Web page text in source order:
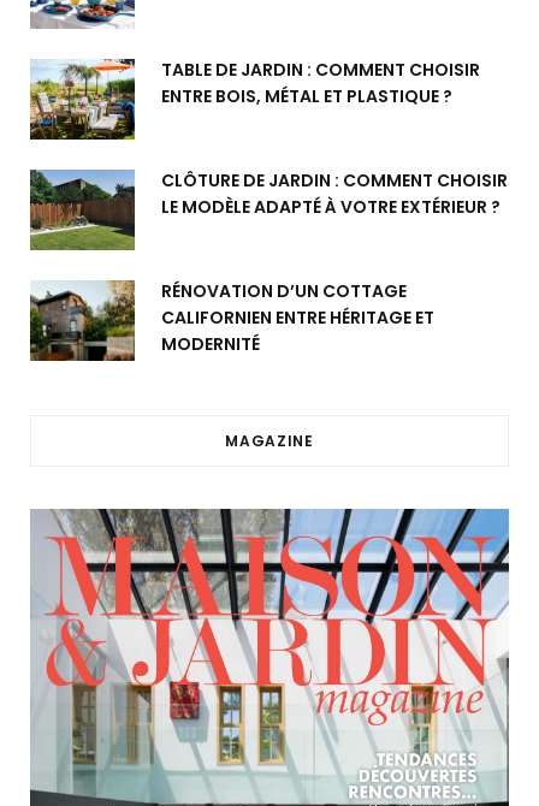
TABLE DE JARDIN : COMMENT CHOISIR
ENTRE BOIS, MÉTAL ET PLASTIQUE ?
CLÔTURE DE JARDIN : COMMENT CHOISIR
LE MODÈLE ADAPTÉ À VOTRE EXTÉRIEUR ?
RÉNOVATION D’UN COTTAGE
CALIFORNIEN ENTRE HÉRITAGE ET
MODERNITÉ
MAGAZINE